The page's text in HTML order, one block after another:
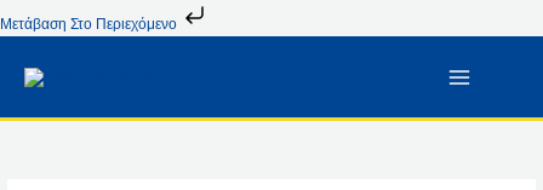
Μετάβαση Στο Περιεχόμενο
Στο